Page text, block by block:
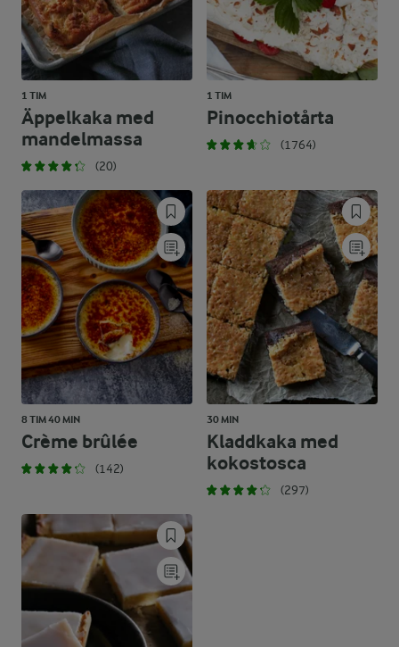
1 TIM
Äppelkaka med
mandelmassa
(20)
1 TIM
Pinocchiotårta
(1764)
8 TIM 40 MIN
Crème brûlée
(142)
30 MIN
Kladdkaka med
kokostosca
(297)